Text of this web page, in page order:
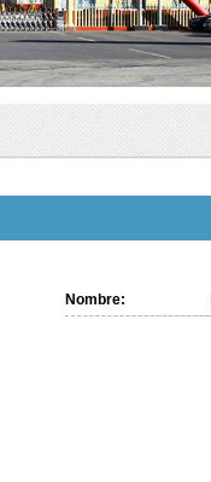
Nombre: